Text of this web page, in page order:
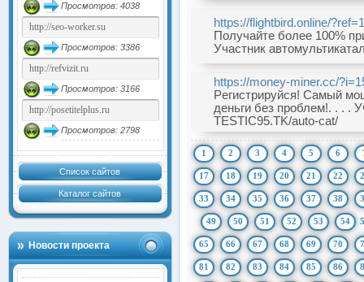
Просмотров: 4038
Просмотров: 3386
Просмотров: 3166
Просмотров: 2798
Список сайтов
Каталог сайтов
Новости проекта
https://flightbird.online/
Получайте более 100%
Участник
https://money-miner.cc/
Pегистрируйся! Самый
деньги без проблем!. . . .
TESTIC95.TK/auto-cat/
1 2 3 4 5 6
17 18 19 20 21 22
33 34 35 36 37 38
49 50 51 52 53 54
65 66 67 68 69 70
81 82 83 84 85 86